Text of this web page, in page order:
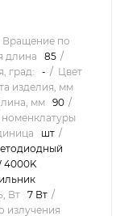
Вращение по
длина
85
град: -
Цвет
изделия, мм
мм
90
шт
4000K
Вт 7 Вт
излучения